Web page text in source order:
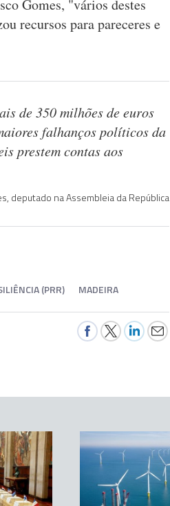
Gomes, "vários destes
recursos para pareceres e
de 350 milhões de euros
falhanços políticos da
prestem contas aos
deputado na Assembleia da República
(PRR) MADEIRA